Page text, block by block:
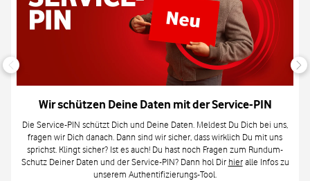
Wir schützen Deine Daten mit der Service-PIN
Die Service-PIN schützt Dich und Deine Daten. Meldest Du Dich bei uns,
fragen wir Dich danach. Dann sind wir sicher, dass wirklich Du mit uns
sprichst. Klingt sicher? Ist es auch! Du hast noch Fragen zum Rundum-
Schutz Deiner Daten und der Service-PIN? Dann hol Dir hieralle Infos zu
unserem Authentifizierungs-Tool.